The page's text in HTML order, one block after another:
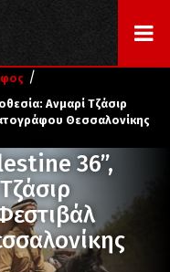
/
Ανμαρί Τζάσιρ
Θεσσαλονίκης
36”,